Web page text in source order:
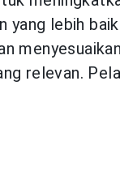
solusi
terbesar
depan
yang lebih
relevan.